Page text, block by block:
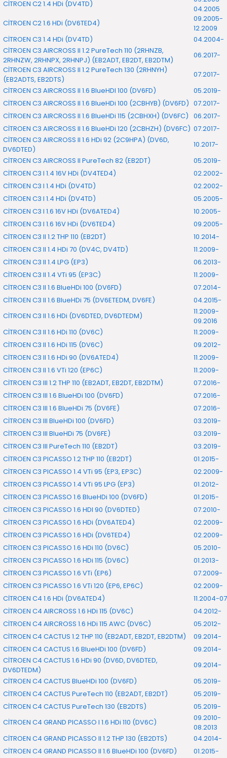
CİTROEN C2 1.4 HDi (DV4TD)
04.2005
CİTROEN C2 1.6 HDi (DV6TED4)
09.2005-
12.2009
CİTROEN C3 1.4 HDi (DV4TD)
04.2004-
CİTROEN C3 AIRCROSS II 1.2 PureTech 110 (2RHNZB,
2RHNZW, 2RHNPX, 2RHNPJ) (EB2ADT, EB2DT, EB2DTM)
06.2017-
CİTROEN C3 AIRCROSS II 1.2 PureTech 130 (2RHNYH)
(EB2ADTS, EB2DTS)
07.2017-
CİTROEN C3 AIRCROSS II 1.6 BlueHDI 100 (DV6FD)
05.2019-
CİTROEN C3 AIRCROSS II 1.6 BlueHDi 100 (2CBHYB) (DV6FD) 07.2017-
CİTROEN C3 AIRCROSS II 1.6 BlueHDi 115 (2CBHXH) (DV6FC) 06.2017-
CİTROEN C3 AIRCROSS II 1.6 BlueHDi 120 (2CBHZH) (DV6FC) 07.2017-
CİTROEN C3 AIRCROSS II 1.6 HDi 92 (2C9HPA) (DV6D,
DV6DTED)
10.2017-
CİTROEN C3 AIRCROSS II PureTech 82 (EB2DT)
05.2019-
CİTROEN C3 I 1.4 16V HDi (DV4TED4)
02.2002-
CİTROEN C3 I 1.4 HDi (DV4TD)
02.2002-
CİTROEN C3 I 1.4 HDi (DV4TD)
05.2005-
CİTROEN C3 I 1.6 16V HDi (DV6ATED4)
10.2005-
CİTROEN C3 I 1.6 16V HDi (DV6TED4)
09.2005-
CİTROEN C3 II 1.2 THP 110 (EB2DT)
10.2014-
CİTROEN C3 II 1.4 HDi 70 (DV4C, DV4TD)
11.2009-
CİTROEN C3 II 1.4 LPG (EP3)
06.2013-
CİTROEN C3 II 1.4 VTi 95 (EP3C)
11.2009-
CİTROEN C3 II 1.6 BlueHDi 100 (DV6FD)
07.2014-
CİTROEN C3 II 1.6 BlueHDi 75 (DV6ETEDM, DV6FE)
04.2015-
CİTROEN C3 II 1.6 HDi (DV6DTED, DV6DTEDM)
11.2009-
09.2016
CİTROEN C3 II 1.6 HDi 110 (DV6C)
11.2009-
CİTROEN C3 II 1.6 HDi 115 (DV6C)
09.2012-
CİTROEN C3 II 1.6 HDi 90 (DV6ATED4)
11.2009-
CİTROEN C3 II 1.6 VTi 120 (EP6C)
11.2009-
CİTROEN C3 III 1.2 THP 110 (EB2ADT, EB2DT, EB2DTM)
07.2016-
CİTROEN C3 III 1.6 BlueHDi 100 (DV6FD)
07.2016-
CİTROEN C3 III 1.6 BlueHDi 75 (DV6FE)
07.2016-
CİTROEN C3 III BlueHDi 100 (DV6FD)
03.2019-
CİTROEN C3 III BlueHDi 75 (DV6FE)
03.2019-
CİTROEN C3 III PureTech 110 (EB2DT)
03.2019-
CİTROEN C3 PICASSO 1.2 THP 110 (EB2DT)
01.2015-
CİTROEN C3 PICASSO 1.4 VTi 95 (EP3, EP3C)
02.2009-
CİTROEN C3 PICASSO 1.4 VTi 95 LPG (EP3)
01.2012-
CİTROEN C3 PICASSO 1.6 BlueHDi 100 (DV6FD)
01.2015-
CİTROEN C3 PICASSO 1.6 HDI 90 (DV6DTED)
07.2010-
CİTROEN C3 PICASSO 1.6 HDi (DV6ATED4)
02.2009-
CİTROEN C3 PICASSO 1.6 HDi (DV6TED4)
02.2009-
CİTROEN C3 PICASSO 1.6 HDi 110 (DV6C)
05.2010-
CİTROEN C3 PICASSO 1.6 HDi 115 (DV6C)
01.2013-
CİTROEN C3 PICASSO 1.6 VTi (EP6)
07.2009-
CİTROEN C3 PICASSO 1.6 VTi 120 (EP6, EP6C)
02.2009-
CİTROEN C4 1.6 HDi (DV6ATED4)
11.2004-
CİTROEN C4 AIRCROSS 1.6 HDi 115 (DV6C)
04.2012-
CİTROEN C4 AIRCROSS 1.6 HDi 115 AWC (DV6C)
05.2012-
CİTROEN C4 CACTUS 1.2 THP 110 (EB2ADT, EB2DT, EB2DTM)
09.2014-
CİTROEN C4 CACTUS 1.6 BlueHDi 100 (DV6FD)
09.2014-
CİTROEN C4 CACTUS 1.6 HDi 90 (DV6D, DV6DTED,
DV6DTEDM)
09.2014-
CİTROEN C4 CACTUS BlueHDi 100 (DV6FD)
05.2019-
CİTROEN C4 CACTUS PureTech 110 (EB2ADT, EB2DT)
05.2019-
CİTROEN C4 CACTUS PureTech 130 (EB2DTS)
05.2019-
CİTROEN C4 GRAND PICASSO I 1.6 HDi 110 (DV6C)
09.2010-
08.2013
CİTROEN C4 GRAND PICASSO II 1.2 THP 130 (EB2DTS)
04.2014-
CİTROEN C4 GRAND PICASSO II 1.6 BlueHDi 100 (DV6FD)
01.2015-